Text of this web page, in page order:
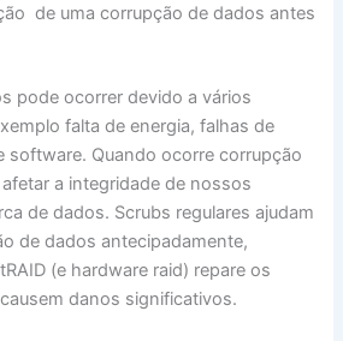
de uma corrupção de dados antes
pode ocorrer devido a vários
falta de energia, falhas de
software. Quando ocorre corrupção
a integridade de nossos
de dados. Scrubs regulares ajudam
de dados antecipadamente,
(e hardware raid) repare os
danos significativos.